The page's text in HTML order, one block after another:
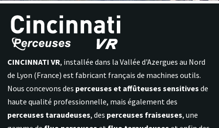
CINCINNATI VR, installée dans la Vallée d'Azergues au Nord
de Lyon (France) est fabricant français de machines outils.
Nous concevons des perceuses et affûteuses sensitives de
haute qualité professionnelle, mais également des
perceuses taraudeuses, des perceuses fraiseuses, une